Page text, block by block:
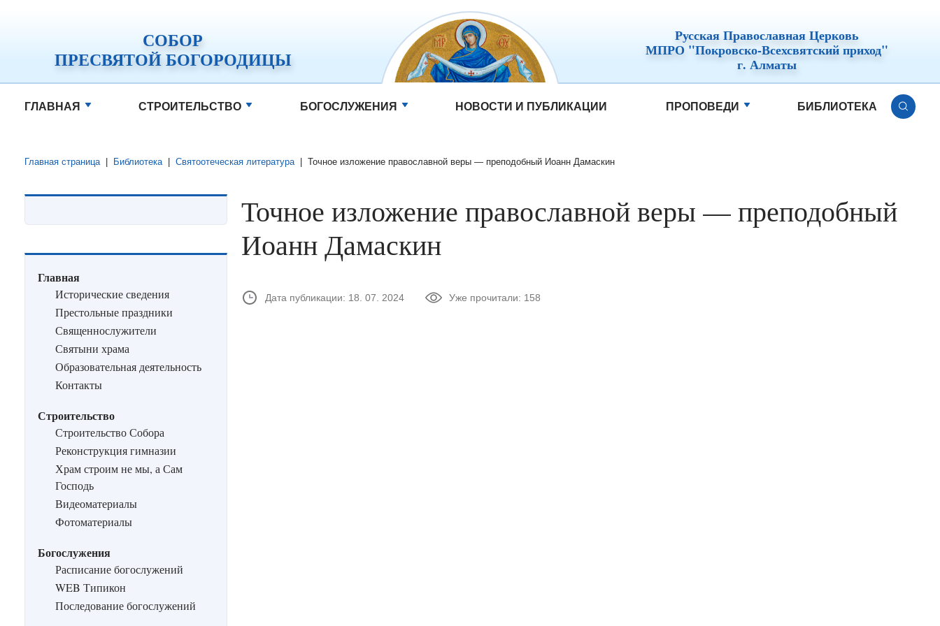
СОБОР
ПРЕСВЯТОЙ БОГОРОДИЦЫ
Русская Православная Церковь
МПРО "Покровско-Всехсвятский приход"
г. Алматы
ГЛАВНАЯ СТРОИТЕЛЬСТВО БОГОСЛУЖЕНИЯ НОВОСТИ И ПУБЛИКАЦИИ ПРОПОВЕДИ БИБЛИОТЕКА
Главная страница | Библиотека | Святоотеческая литература | Точное изложение православной веры — преподобный Иоанн Дамаскин
Главная
Исторические сведения
Престольные праздники
Священнослужители
Святыни храма
Образовательная деятельность
Контакты
Строительство
Строительство Собора
Реконструкция гимназии
Храм строим не мы, а Сам
Господь
Видеоматериалы
Фотоматериалы
Богослужения
Расписание богослужений
WEB Типикон
Последование богослужений
Точное изложение православной веры — преподобный
Иоанн Дамаскин
Дата публикации: 18. 07. 2024 Уже прочитали: 158